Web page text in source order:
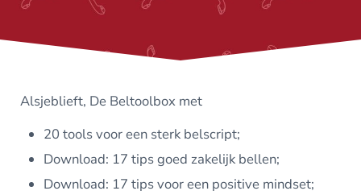
Alsjeblieft, De Beltoolbox met
20 tools voor een sterk belscript;
Download: 17 tips goed zakelijk bellen;
Download: 17 tips voor een positive mindset;